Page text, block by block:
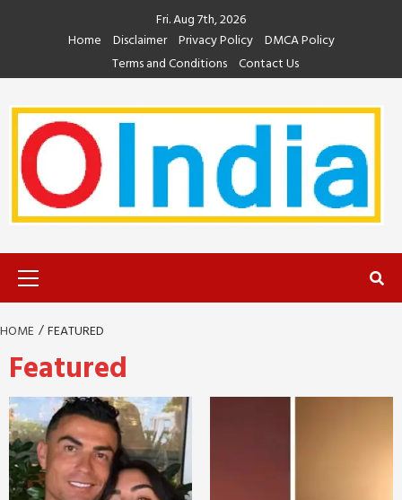
Fri. Aug 7th, 2026
Home
Disclaimer Privacy Policy DMCA Policy
Terms and Conditions Contact Us
HOME FEATURED
Featured